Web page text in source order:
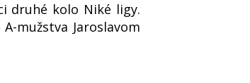
druhé kolo Niké ligy.
mužstva Jaroslavom